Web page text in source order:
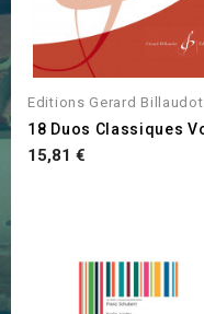
Editions Gerard Billaudot
Prix
15,81 €